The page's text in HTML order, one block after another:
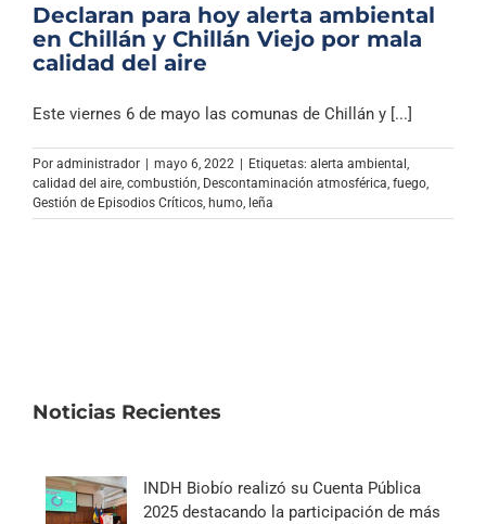
Columnas
Música Clásica
Especiales
Archivo Sonoro
Declaran para hoy alerta ambiental
en Chillán y Chillán Viejo por mala
calidad del aire
Este viernes 6 de mayo las comunas de Chillán y [...]
Por administrador | mayo 6, 2022 | Etiquetas: alerta ambiental
calidad del aire combustión Descontaminación atmosférica fuego
Gestión de Episodios Críticos humo leña
Noticias Recientes
INDH Biobío realizó su Cuenta Pública
2025 destacando la participación de más